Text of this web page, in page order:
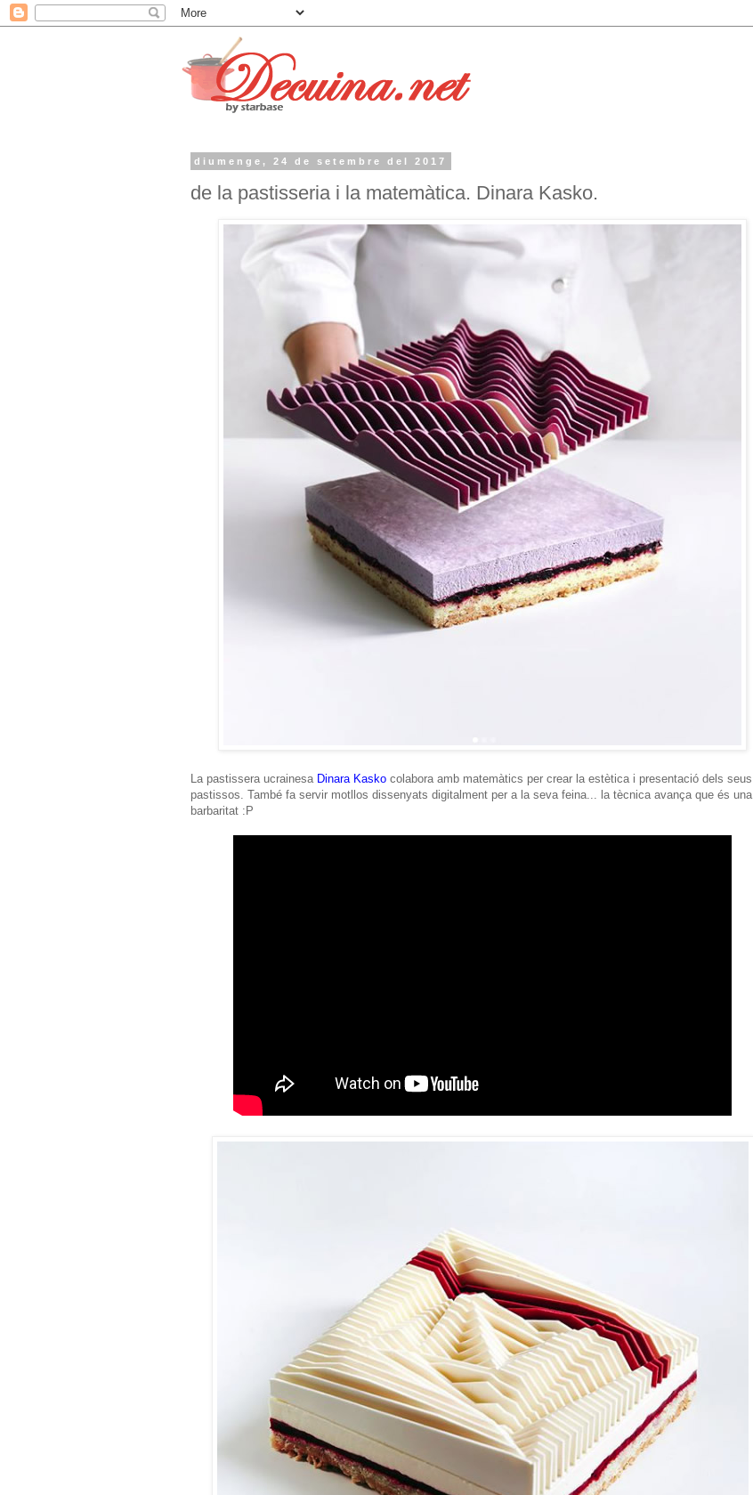
diumenge, 24 de setembre del 2017
de la pastisseria i la matemàtica. Dinara Kasko.
La pastissera ucrainesa Dinara Kasko colabora amb matemàtics per crear la estètica i presentació dels seus
pastissos. També fa servir motllos dissenyats digitalment per a la seva feina... la tècnica avança que és una
barbaritat :P